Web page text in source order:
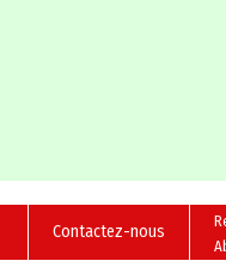
Contactez-nous